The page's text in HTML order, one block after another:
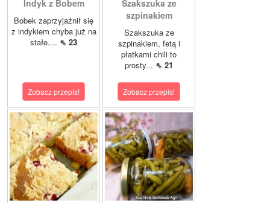
Indyk z Bobem
Bobek zaprzyjaźnił się
z indykiem chyba już na
stałe.... ⇖ 23
Zobacz przepis!
Szakszuka ze
szpinakiem
Szakszuka ze
szpinakiem, fetą i
płatkami chili to
prosty... ⇖ 21
Zobacz przepis!